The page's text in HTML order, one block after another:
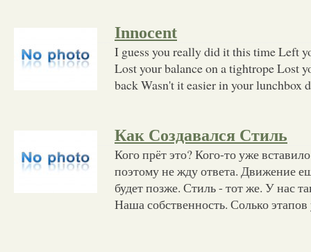
Innocent
I guess you really did it this time Left
Lost your balance on a tightrope Lost
back Wasn't it easier in your lunchbox
Как Создавался Стиль
Кого прёт это? Кого-то уже
поэтому не жду ответа. Движение
будет позже. Стиль - тот же. У нас
Наша собственность. Солько